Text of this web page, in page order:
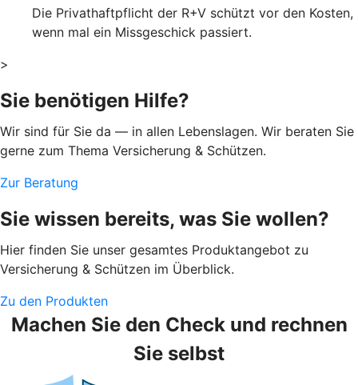
Die Privathaftpflicht der R+V schützt vor den Kosten,
wenn mal ein Missgeschick passiert.
>
Sie benötigen Hilfe?
Wir sind für Sie da — in allen Lebenslagen. Wir beraten Sie
gerne zum Thema Versicherung & Schützen.
Zur Beratung
Sie wissen bereits, was Sie wollen?
Hier finden Sie unser gesamtes Produktangebot zu
Versicherung & Schützen im Überblick.
Zu den Produkten
Machen Sie den Check und rechnen
Sie selbst